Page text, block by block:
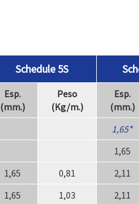
Schedule 5S
Esp.
(mm.)
Peso
(Kg/m.)
Esp.
(mm.)
1,65
1,65
1,65 0,81 2,11
1,65 1,03 2,11